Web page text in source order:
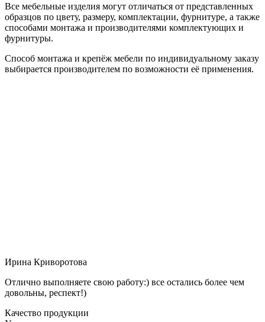
Все мебельные изделия могут отличаться от представленных
образцов по цвету, размеру, комплектации, фурнитуре, а также
способами монтажа и производителями комплектующих и
фурнитуры.
Способ монтажа и крепёж мебели по индивидуальному заказу
выбирается производителем по возможности её применения.
Ирина Криворотова
Отлично выполняете свою работу:) все остались более чем
довольны, респект!)
Качество продукции